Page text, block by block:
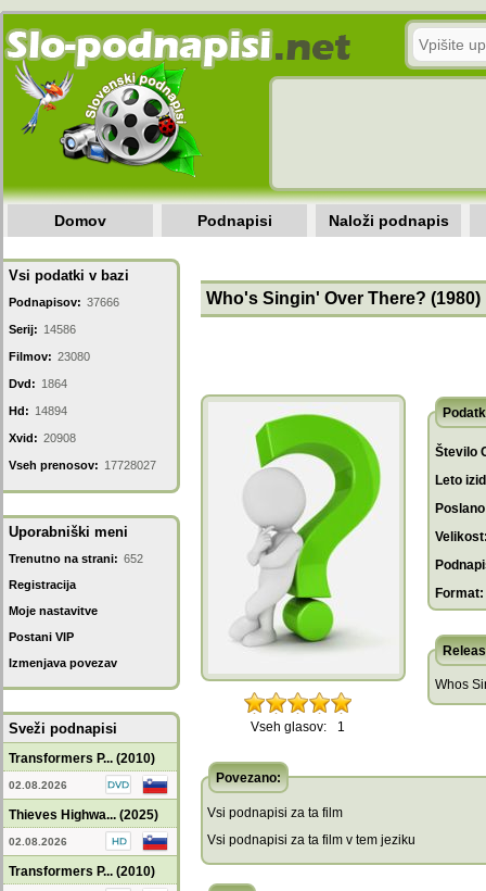
Domov Podnapisi Naloži podnapis
Vsi podatki v bazi
Podnapisov: 37666
Serij: 14586
Filmov: 23080
Dvd: 1864
Hd: 14894
Xvid: 20908
Vseh prenosov: 17728027
Uporabniški meni
Trenutno na strani: 652
Registracija
Moje nastavitve
Postani VIP
Izmenjava povezav
Sveži podnapisi
Transformers P... (2010)
02.08.2026
Thieves Highwa... (2025)
02.08.2026
Transformers P... (2010)
Who's Singin' Over There? (1980)
Vseh glasov: 1
Število
Leto
Format:
Whos
Povezano:
Vsi podnapisi za ta film
Vsi podnapisi za ta film v tem jeziku